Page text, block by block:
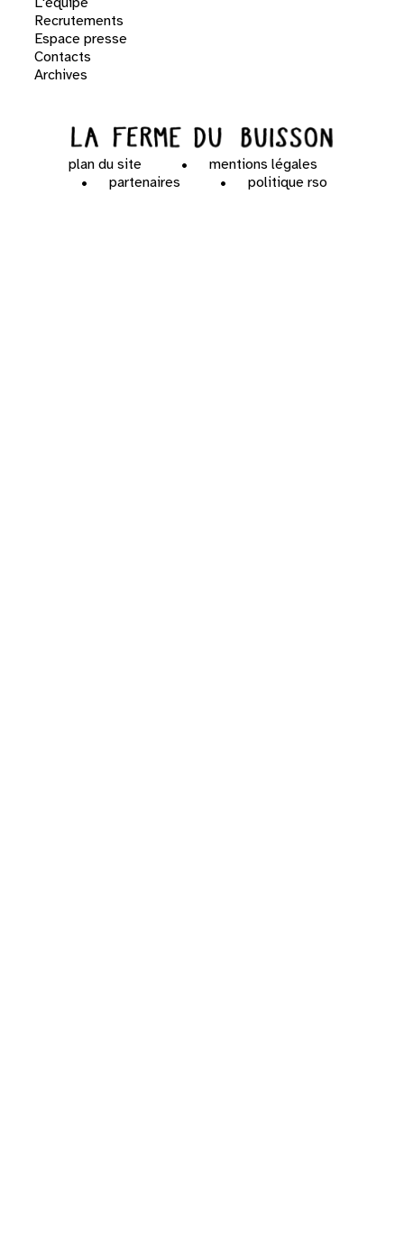
Recrutements
Espace presse
Contacts
Archives
plan du site
mentions légales
partenaires
politique rso